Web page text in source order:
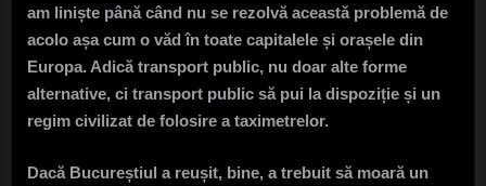
am liniște până când nu se rezolvă această problemă de
acolo așa cum o văd în toate capitalele și orașele din
Europa. Adică transport public, nu doar alte forme
alternative, ci transport public să pui la dispoziție și un
regim civilizat de folosire a taximetrelor.
Dacă Bucureștiul a reușit, bine, a trebuit să moară un